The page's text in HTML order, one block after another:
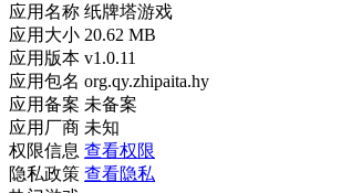
应用名称 纸牌塔游戏
应用大小 20.62 MB
应用版本 v1.0.11
应用包名 org.qy.zhipaita.hy
应用备案 未备案
应用厂商 未知
权限信息 查看权限
隐私政策 查看隐私